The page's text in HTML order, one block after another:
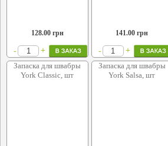
128.00грн
- +
141.00 грн
- +
Запаска для швабры
York Classic, шт
Запаска для швабры
York Salsa, шт